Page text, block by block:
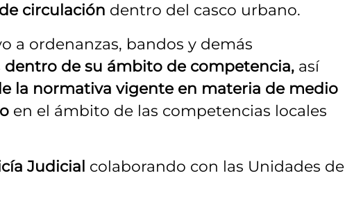
circulación dentro del casco urbano.
a ordenanzas, bandos y demás
dentro de su ámbito de competencia, así
la normativa vigente en materia de medio
en el ámbito de las competencias locales
Judicial colaborando con las Unidades de